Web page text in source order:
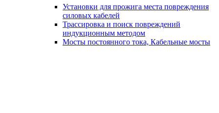
Установки для прожига места повреждения
силовых кабелей
Трассировка и поиск повреждений
индукционным методом
Мосты постоянного тока, Кабельные мосты